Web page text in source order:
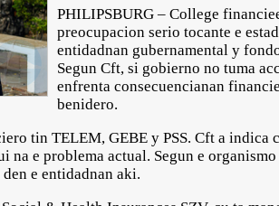
PHILIPSBURG – College
preocupacion serio tocante e
entidadnan gubernamental y
Segun Cft, si gobierno no tuma
enfrenta consecuencianan
benidero.
tin TELEM, GEBE y PSS. Cft a
e problema actual. Segun e
e entidadnan aki.